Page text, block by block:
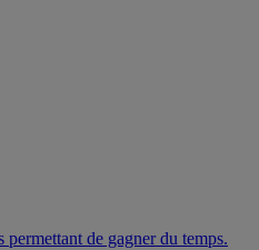
de gagner du temps.